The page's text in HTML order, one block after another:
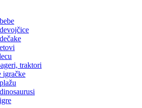
traktori
igračke